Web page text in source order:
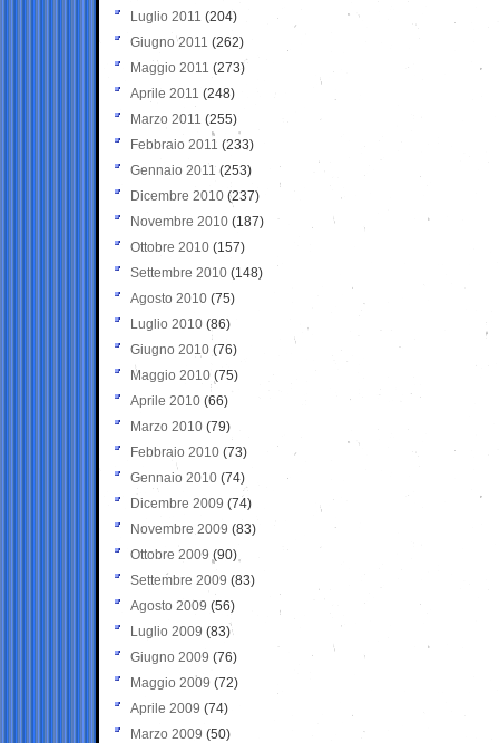
Luglio 2011 (204)
Giugno 2011 (262)
Maggio 2011 (273)
Aprile 2011 (248)
Marzo 2011 (255)
Febbraio 2011 (233)
Gennaio 2011 (253)
Dicembre 2010 (237)
Novembre 2010 (187)
Ottobre 2010 (157)
Settembre 2010 (148)
Agosto 2010 (75)
Luglio 2010 (86)
Giugno 2010 (76)
Maggio 2010 (75)
Aprile 2010 (66)
Marzo 2010 (79)
Febbraio 2010 (73)
Gennaio 2010 (74)
Dicembre 2009 (74)
Novembre 2009 (83)
Ottobre 2009 (90)
Settembre 2009 (83)
Agosto 2009 (56)
Luglio 2009 (83)
Giugno 2009 (76)
Maggio 2009 (72)
Aprile 2009 (74)
Marzo 2009 (50)